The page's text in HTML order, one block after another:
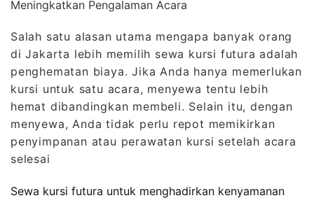
Meningkatkan Pengalaman Acara
Salah satu alasan utama mengapa banyak orang
di Jakarta lebih memilih sewa kursi futura adalah
penghematan biaya. Jika Anda hanya memerlukan
kursi untuk satu acara, menyewa tentu lebih
hemat dibandingkan membeli. Selain itu, dengan
menyewa, Anda tidak perlu repot memikirkan
penyimpanan atau perawatan kursi setelah acara
selesai
Sewa kursi futura untuk menghadirkan kenyamanan